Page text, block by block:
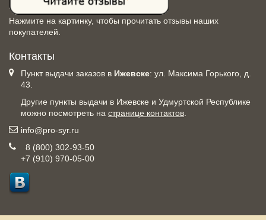
Нажмите на картинку, чтобы прочитать отзывы наших
покупателей.
Контакты
Пункт выдачи заказов в Ижевске: ул. Максима Горького, д.
43.
Другие пункты выдачи в Ижевске и Удмуртской Республике
можно посмотреть на странице контактов
info@pro-syr.ru
8 (800) 302-93-50
+7 (910) 970-05-00